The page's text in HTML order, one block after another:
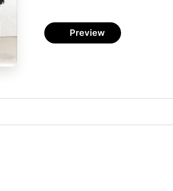
Preview